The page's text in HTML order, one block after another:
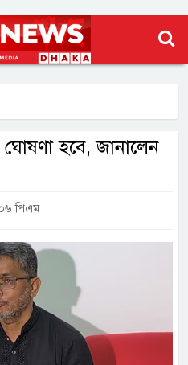
হবে, জানালেন
পিএম